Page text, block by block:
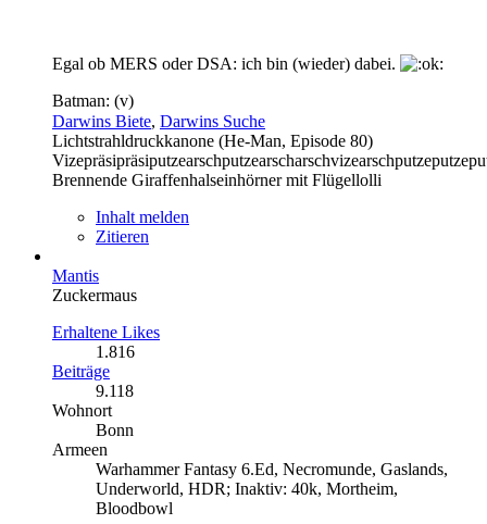
Egal ob MERS oder DSA: ich bin (wieder) dabei.
Batman: (v)
Darwins Biete, Darwins Suche
Lichtstrahldruckkanone (He-Man, Episode 80)
Brennende Giraffenhalseinhörner mit Flügellolli
Inhalt melden
Zitieren
Mantis
Zuckermaus
Erhaltene Likes
1.816
Beiträge
9.118
Wohnort
Bonn
Armeen
Warhammer Fantasy 6.Ed, Necromunde, Gaslands,
Underworld, HDR; Inaktiv: 40k, Mortheim,
Bloodbowl